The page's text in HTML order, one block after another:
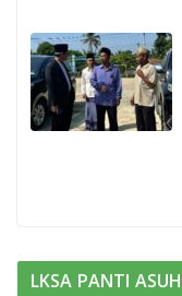
LKSA PANTI